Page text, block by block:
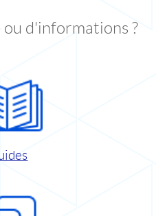
ou d'informations ?